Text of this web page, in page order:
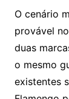
O cenário
provável
duas
o mesmo
existentes